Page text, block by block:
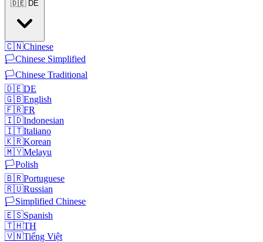
🇩🇪 DE
🇨🇳Chinese
🏳️Chinese Simplified
🏳️Chinese Traditional
🇩🇪DE
🇬🇧English
🇫🇷FR
🇮🇩Indonesian
🇮🇹Italiano
🇰🇷Korean
🇲🇾Melayu
🏳️Polish
🇧🇷Portuguese
🇷🇺Russian
🏳️Simplified Chinese
🇪🇸Spanish
🇹🇭TH
🇻🇳Tiếng Việt